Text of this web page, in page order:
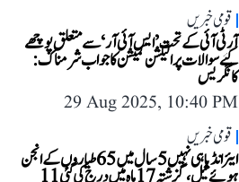
قومی خبریں
آر ٹی آئی کے تحت ’ایس آئی آر‘ سے متعلق پوچھے
گئے سوالات پر الیکشن کمیشن کا جواب شرمناک:
کانگریس
29 Aug 2025, 10:40 PM
قومی خبریں
ایئر انڈیا ہی نہیں 5 سال میں 65 طیاروں کے انجن